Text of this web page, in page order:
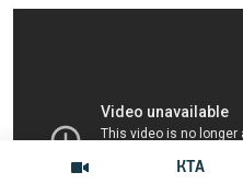
КТА